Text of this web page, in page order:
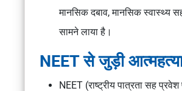
मानसिक दबाव, मानसिक स्वास्थ्य
सामने लाया है।
NEET से जुड़ी
NEET (राष्ट्रीय पात्रता सह